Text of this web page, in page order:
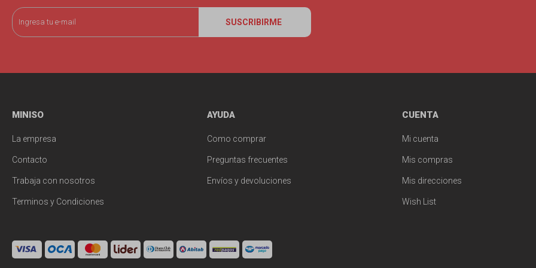
SUSCRIBIRME
MINISO
La empresa
Contacto
Trabaja con nosotros
Terminos y Condiciones
AYUDA
Como comprar
Preguntas frecuentes
Envíos y devoluciones
CUENTA
Mi cuenta
Mis compras
Mis direcciones
Wish List